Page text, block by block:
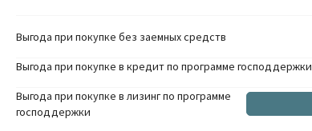
Выгода при покупке без заемных средств
Выгода при покупке в кредит по программе господдержки
Выгода при покупке в лизинг по программе
господдержки